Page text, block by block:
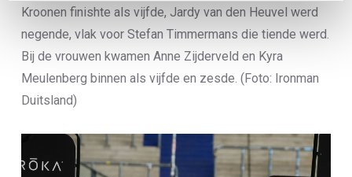
Kroonen finishte als vijfde, Jardy van den Heuvel werd
negende, vlak voor Stefan Timmermans die tiende werd.
Bij de vrouwen kwamen Anne Zijderveld en Kyra
Meulenberg binnen als vijfde en zesde. (Foto: Ironman
Duitsland)